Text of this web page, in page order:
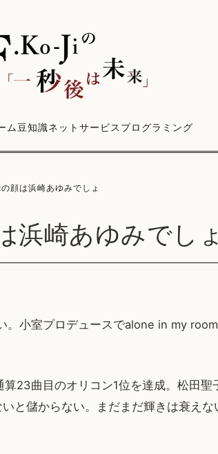
ム豆知識ネットサービス プログラミング
顔は浜崎あゆみでしょ
浜崎あゆみでし
。小室プロデュースでalone in my
23曲目のオリコン1位を達成。松田聖
と儲からない。まだまだ輝きは衰えな